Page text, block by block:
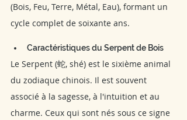
(Bois, Feu, Terre, Métal, Eau), formant un
cycle complet de soixante ans.
Caractéristiques du Serpent de Bois
Le Serpent (蛇, shé) est le sixième animal
du zodiaque chinois. Il est souvent
associé à la sagesse, à l'intuition et au
charme. Ceux qui sont nés sous ce signe